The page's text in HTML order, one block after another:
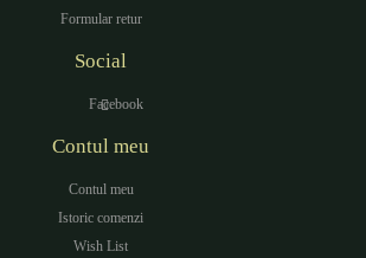
Formular retur
Social
Facebook
Contul meu
Contul meu
Istoric comenzi
Wish List